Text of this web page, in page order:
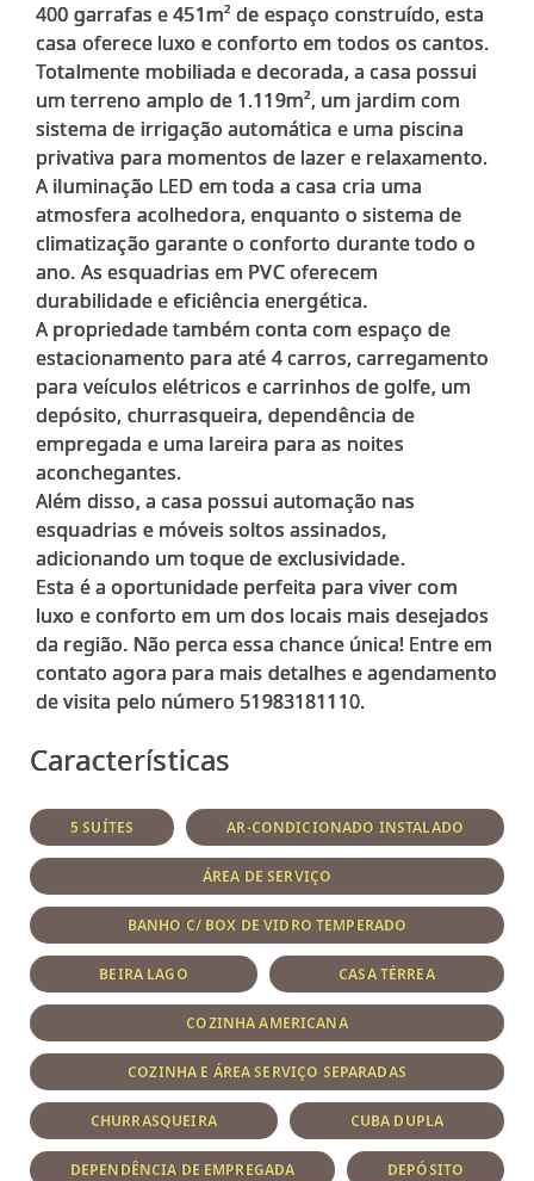
400 garrafas e 451m² de espaço construído, esta
casa oferece luxo e conforto em todos os cantos.
Totalmente mobiliada e decorada, a casa possui
um terreno amplo de 1.119m², um jardim com
sistema de irrigação automática e uma piscina
privativa para momentos de lazer e relaxamento.
A iluminação LED em toda a casa cria uma
atmosfera acolhedora, enquanto o sistema de
climatização garante o conforto durante todo o
ano. As esquadrias em PVC oferecem
durabilidade e eficiência energética.
A propriedade também conta com espaço de
estacionamento para até 4 carros, carregamento
para veículos elétricos e carrinhos de golfe, um
depósito, churrasqueira, dependência de
empregada e uma lareira para as noites
aconchegantes.
Além disso, a casa possui automação nas
esquadrias e móveis soltos assinados,
adicionando um toque de exclusividade.
Esta é a oportunidade perfeita para viver com
luxo e conforto em um dos locais mais desejados
da região. Não perca essa chance única! Entre em
contato agora para mais detalhes e agendamento
Características
5 SUÍTES AR-CONDICIONADO INSTALADO
ÁREA DE SERVIÇO
BANHO C/ BOX DE VIDRO TEMPERADO
BEIRA LAGO CASA TÉRREA
COZINHA AMERICANA
COZINHA E ÁREA SERVIÇO SEPARADAS
CHURRASQUEIRA CUBA DUPLA
DEPENDÊNCIA DE EMPREGADA DEPÓSITO